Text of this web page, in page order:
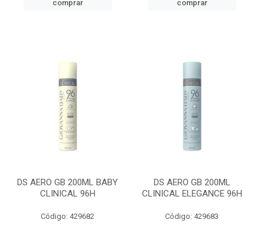
comprar comprar
DS AERO GB 200ML BABY
CLINICAL 96H
Código: 429682
DS AERO GB 200ML
CLINICAL ELEGANCE 96H
Código: 429683